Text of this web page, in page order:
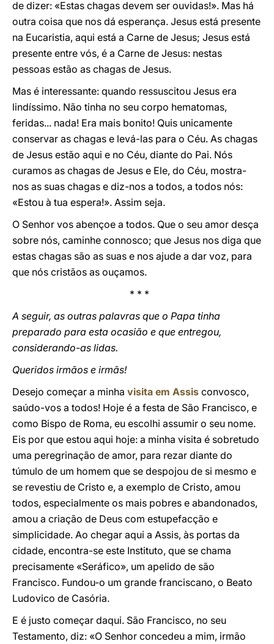
de dizer: «Estas chagas devem ser ouvidas!». Mas há
outra coisa que nos dá esperança. Jesus está presente
na Eucaristia, aqui está a Carne de Jesus; Jesus está
presente entre vós, é a Carne de Jesus: nestas
pessoas estão as chagas de Jesus.
Mas é interessante: quando ressuscitou Jesus era
lindíssimo. Não tinha no seu corpo hematomas,
feridas... nada! Era mais bonito! Quis unicamente
conservar as chagas e levá-las para o Céu. As chagas
de Jesus estão aqui e no Céu, diante do Pai. Nós
curamos as chagas de Jesus e Ele, do Céu, mostra-
nos as suas chagas e diz-nos a todos, a todos nós:
«Estou à tua espera!». Assim seja.
O Senhor vos abençoe a todos. Que o seu amor desça
sobre nós, caminhe connosco; que Jesus nos diga que
estas chagas são as suas e nos ajude a dar voz, para
que nós cristãos as ouçamos.
* * *
A seguir, as outras palavras que o Papa tinha
preparado para esta ocasião e que entregou,
considerando-as lidas.
Queridos irmãos e irmãs!
Desejo começar a minha visita em Assis convosco,
saúdo-vos a todos! Hoje é a festa de São Francisco, e
como Bispo de Roma, eu escolhi assumir o seu nome.
Eis por que estou aqui hoje: a minha visita é sobretudo
uma peregrinação de amor, para rezar diante do
túmulo de um homem que se despojou de si mesmo e
se revestiu de Cristo e, a exemplo de Cristo, amou
todos, especialmente os mais pobres e abandonados,
amou a criação de Deus com estupefacção e
simplicidade. Ao chegar aqui a Assis, às portas da
cidade, encontra-se este Instituto, que se chama
precisamente «Seráfico», um apelido de são
Francisco. Fundou-o um grande franciscano, o Beato
Ludovico de Casória.
E é justo começar daqui. São Francisco, no seu
Testamento, diz: «O Senhor concedeu a mim, irmão